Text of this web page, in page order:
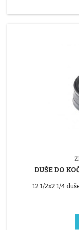
DUŠE DO
12 1/2x2 1/4